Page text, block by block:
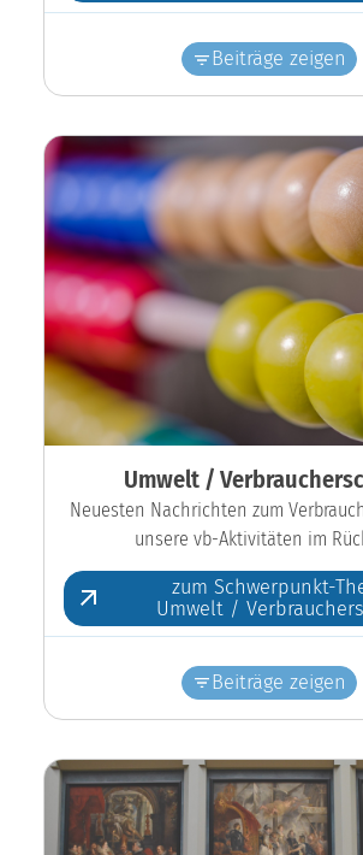
Beiträge zeigen
Umwelt /
Neuesten Nachrichten zum
unsere vb-Aktivitäten im
zum Schwerpunkt-
Umwelt /
Beiträge zeigen